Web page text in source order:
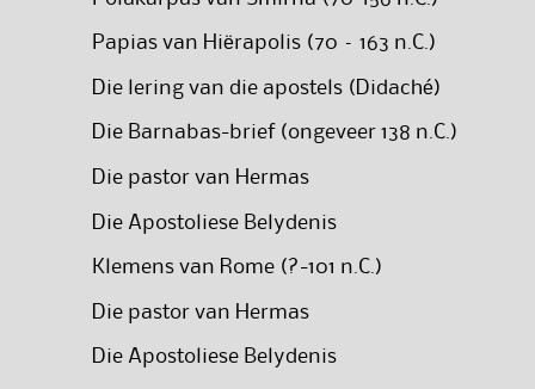
Papias van Hiërapolis (70 – 163 n.C.)
Die lering van die apostels (Didaché)
Die Barnabas-brief (ongeveer 138 n.C.)
Die pastor van Hermas
Die Apostoliese Belydenis
Klemens van Rome (?-101 n.C.)
Die pastor van Hermas
Die Apostoliese Belydenis